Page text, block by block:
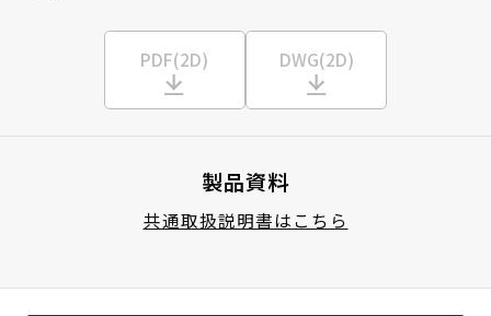
PDF(2D) DWG(2D)
製品資料
共通取扱説明書はこちら